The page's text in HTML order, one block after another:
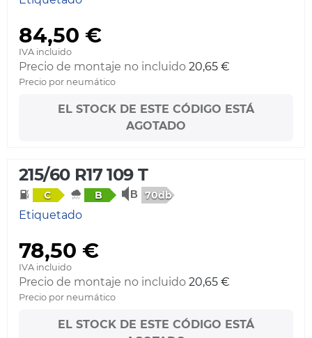
84,50 €
IVA incluido
Precio de montaje no incluido 20,65 €
Precio por neumático
EL STOCK DE ESTE CÓDIGO ESTÁ
AGOTADO
215/60 R17 109 T
C B 70db
Etiquetado
78,50 €
IVA incluido
Precio de montaje no incluido 20,65 €
Precio por neumático
EL STOCK DE ESTE CÓDIGO ESTÁ